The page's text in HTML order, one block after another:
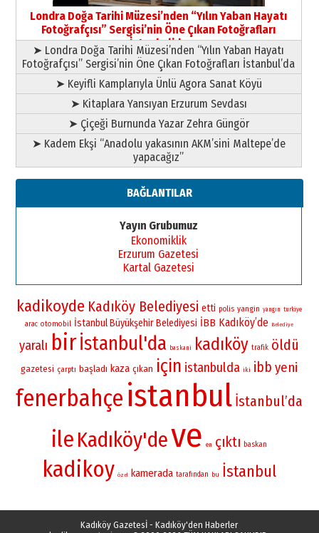
Şampiyonluk Sebahattin Şirin’e
yazar
11 Mayıs 2026 Pazartesi
Londra Doğa Tarihi Müzesi’nden “Yılın Yaban Hayatı
Fotoğrafçısı” Sergisi’nin Öne Çıkan Fotoğrafları
İstanbul’da
➤ Londra Doğa Tarihi Müzesi’nden “Yılın Yaban Hayatı
Fotoğrafçısı” Sergisi’nin Öne Çıkan Fotoğrafları İstanbul’da
➤ Keyifli Kamplarıyla Ünlü Agora Sanat Köyü
➤ Kitaplara Yansıyan Erzurum Sevdası
➤ Çiçeği Burnunda Yazar Zehra Güngör
➤ Kadem Ekşi “Anadolu yakasının AKM’sini Maltepe’de
yapacağız”
BAĞLANTILAR
Yayın Grubumuz
Ekonomiklik
Erzurum Gazetesi
Kartal Gazetesi
kadikoyde Kadıköy Belediyesi etti polis yangin yangın turkiye
arac otomobil İstanbul Büyükşehir Belediyesi İBB Kadıköy’de Belediye
yaralı birİstanbul'da baskani kadıköy trafik öldü
gazetesi çarptı başladı kaza çıkan için istanbulda iki ibb yeni
fenerbahçe istanbul İstanbul’da
ile Kadıköy'deve en çıktı baskan
kadikoy özel kamerada tarafından bu İstanbul
Kadıköy Gazetesİ - Kadıköy'den Haberler